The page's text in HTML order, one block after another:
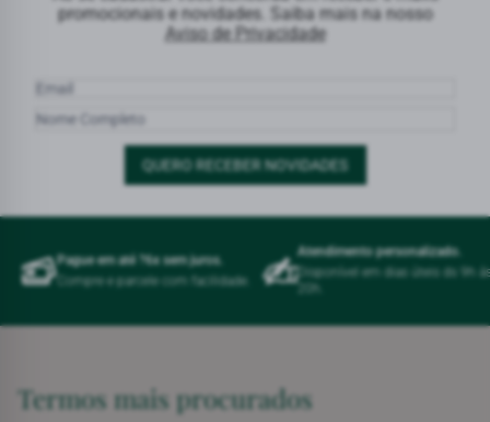
promocionais e novidades. Saiba mais na nosso
Aviso de Privacidade
QUERO RECEBER NOVIDADES
Pague em até ?6x sem juros.
Compre e parcele com facilidade.
Atendimento personalizado.
Disponível em dias úteis ds 9h
Termos mais procurados